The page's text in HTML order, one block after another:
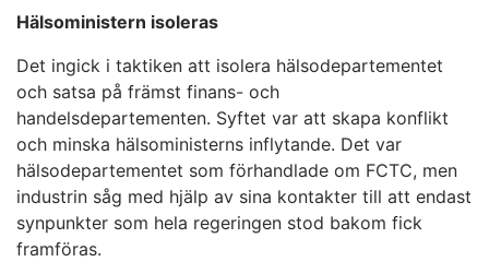
Hälsoministern isoleras
Det ingick i taktiken att isolera hälsodepartementet
och satsa på främst finans- och
handelsdepartementen. Syftet var att skapa konflikt
och minska hälsoministerns inflytande. Det var
hälsodepartementet som förhandlade om FCTC, men
industrin såg med hjälp av sina kontakter till att endast
synpunkter som hela regeringen stod bakom fick
framföras.